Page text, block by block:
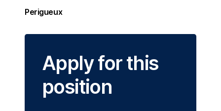
Perigueux
Apply for this
position